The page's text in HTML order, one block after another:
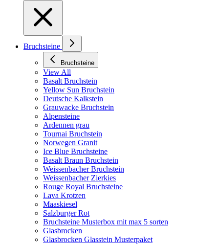
Bruchsteine
Bruchsteine
View All
Basalt Bruchstein
Yellow Sun Bruchstein
Deutsche Kalkstein
Grauwacke Bruchstein
Alpensteine
Ardennen grau
Tournai Bruchstein
Norwegen Granit
Ice Blue Bruchsteine
Basalt Braun Bruchstein
Weissenbacher Bruchstein
Weissenbacher Zierkies
Rouge Royal Bruchsteine
Lava Krotzen
Maaskiesel
Salzburger Rot
Bruchsteine Musterbox mit max 5 sorten
Glasbrocken
Glasbrocken Glasstein Musterpaket